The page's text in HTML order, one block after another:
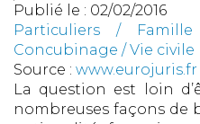
Publié le : 02/02/2016
Particuliers / Famille
Concubinage / Vie civile
Source : www.eurojuris.fr
La question est loin
nombreuses façons de